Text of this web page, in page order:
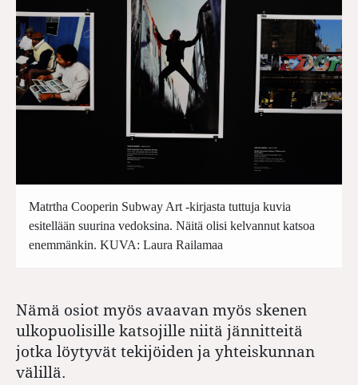
Matrtha Cooperin Subway Art -kirjasta tuttuja kuvia
esitellään suurina vedoksina. Näitä olisi kelvannut katsoa
enemmänkin. KUVA: Laura Railamaa
Nämä osiot myös avaavan myös skenen
ulkopuolisille katsojille niitä jännitteitä
jotka löytyvät tekijöiden ja yhteiskunnan
välillä.